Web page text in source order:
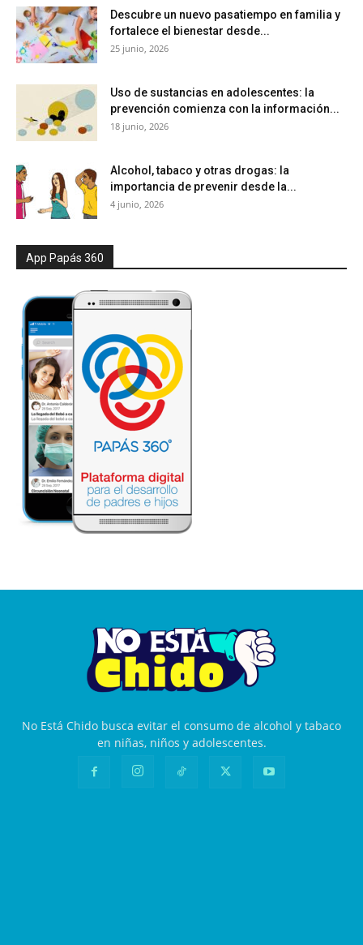
Descubre un nuevo pasatiempo en familia y
fortalece el bienestar desde...
25 junio, 2026
Uso de sustancias en adolescentes: la
prevención comienza con la información...
18 junio, 2026
Alcohol, tabaco y otras drogas: la
importancia de prevenir desde la...
4 junio, 2026
App Papás 360
No Está Chido busca evitar el consumo de alcohol y tabaco
en niñas, niños y adolescentes.